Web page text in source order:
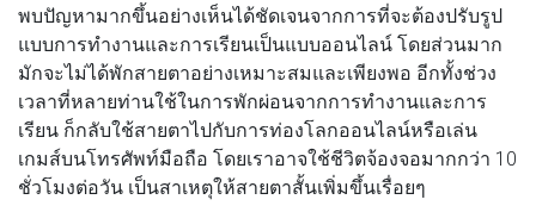
พบปัญหามากขึ้นอย่างเห็นได้ชัดเจนจากการที่จะต้องปรับรูป
แบบการทำงานและการเรียนเป็นแบบออนไลน์ โดยส่วนมาก
มักจะไม่ได้พักสายตาอย่างเหมาะสมและเพียงพอ อีกทั้งช่วง
เวลาที่หลายท่านใช้ในการพักผ่อนจากการทำงานและการ
เรียน ก็กลับใช้สายตาไปกับการท่องโลกออนไลน์หรือเล่น
เกมส์บนโทรศัพท์มือถือ โดยเราอาจใช้ชีวิตจ้องจอมากกว่า 10
ชั่วโมงต่อวัน เป็นสาเหตุให้สายตาสั้นเพิ่มขึ้นเรื่อยๆ